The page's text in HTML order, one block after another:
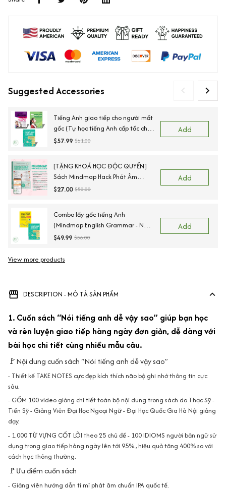
Suggested Accessories
Tiếng Anh giao tiếp cho người mất
gốc (Tự học tiếng Anh cấp tốc cho
người mới bắt đầu+Tự học nghe
$57.99 $61.00
Add
[TẶNG KHOÁ HỌC ĐỘC QUYỀN]
Sách Mindmap Hack Phát Âm
Tiếng Anh Cho Người Mới Bắt Đầu,
$27.00 $50.00
Add
Combo lấy gốc tiếng Anh
(Mindmap English Grammar - Ngữ
Pháp Tiếng Anh Bằng Sơ Đồ Tư
- Từ Vựng Tiếng Anh Qua Sơ Đồ
$49.99 $56.00
Add
View more products
DESCRIPTION - MÔ TẢ SẢN PHẨM
1. Cuốn sách “Nói tiếng anh dễ vậy sao” giúp bạn học
và rèn luyện giao tiếp hàng ngày đơn giản, dễ dàng với
bài học chi tiết cùng nhiều mẫu câu.
🚩Nội dung cuốn sách “Nói tiếng anh dễ vậy sao”
- Thiết kế TAKE NOTES cực đẹp kích thích não bộ ghi nhớ thông tin cực
sâu.
- GỒM 100 video giảng chi tiết toàn bộ nội dung trong sách do Thạc Sỹ -
Tiến Sỹ - Giảng Viên Đại Học Ngoại Ngữ - Đại Học Quốc Gia Hà Nội giảng
dạy.
- 1.000 TỪ VỰNG CỐT LÕI theo 25 chủ đề - 100 IDIOMS người bản ngữ sử
dụng trong giao tiếp hàng ngày lên tới 95%., hiệu quả tăng 400% so với
cách học thông thường.
🚩Ưu điểm cuốn sách
- Giảng viên hướng dẫn tỉ mỉ phát âm chuẩn IPA quốc tế.